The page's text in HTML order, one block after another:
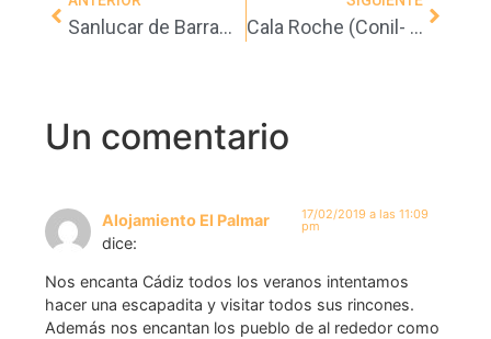
Sanlucar de Barrameda Cala Roche (Conil- Cádiz)
Un comentario
Alojamiento El Palmar
dice:
17/02/2019 a las 11:09
pm
Nos encanta Cádiz todos los veranos intentamos
hacer una escapadita y visitar todos sus rincones.
Además nos encantan los pueblo de al rededor como